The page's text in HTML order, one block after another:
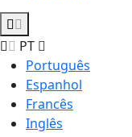
PT
Português
Espanhol
Francês
Inglês